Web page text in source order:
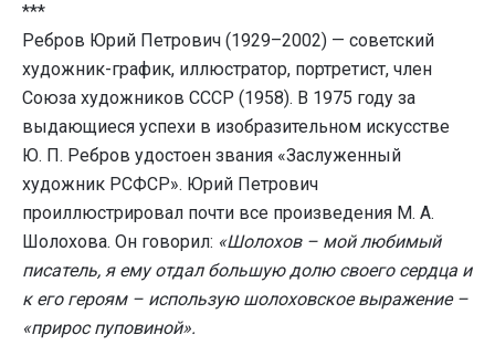
***
Ребров Юрий Петрович (1929–2002) — советский
художник-график, иллюстратор, портретист, член
Союза художников СССР (1958). В 1975 году за
выдающиеся успехи в изобразительном искусстве
Ю. П. Ребров удостоен звания «Заслуженный
художник РСФСР». Юрий Петрович
проиллюстрировал почти все произведения М. А.
Шолохова. Он говорил: «Шолохов – мой любимый
писатель, я ему отдал большую долю своего сердца и
к его героям – использую шолоховское выражение –
«прирос пуповиной».